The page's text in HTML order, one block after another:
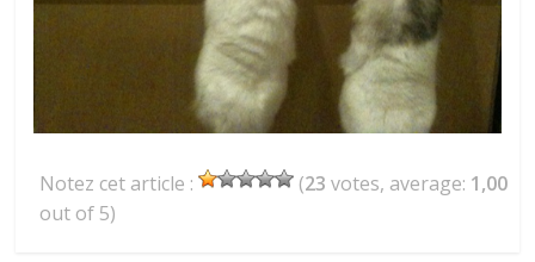
Notez cet article : (23 votes, average: 1,00
out of 5)